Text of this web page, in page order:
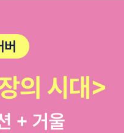
가 담긴 글, 의견이 담긴 글)
유형을 제시했어요.전체 한
중을 나눠 제시하고 있음을
다음과 같아요.이 원리를 파
기를 수 있도록~ 골고루 문
단계에서는 갈래글마다 집중